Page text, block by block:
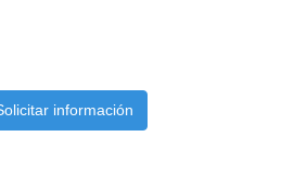
información